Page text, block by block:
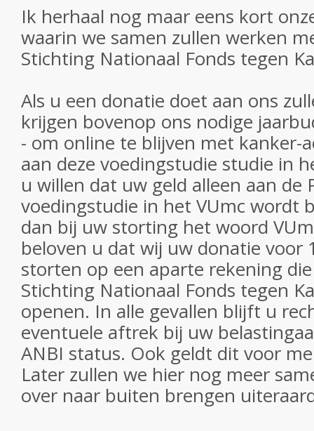
Ik herhaal nog maar eens kort
waarin we samen zullen werken
Stichting Nationaal Fonds tegen
Als u een donatie doet aan ons
krijgen bovenop ons nodige
- om online te blijven met kanker-
aan deze voedingstudie studie in
u willen dat uw geld alleen aan de
voedingstudie in het VUmc wordt
dan bij uw storting het woord
beloven u dat wij uw donatie voor
storten op een aparte rekening
Stichting Nationaal Fonds tegen
openen. In alle gevallen blijft u
eventuele aftrek bij uw
ANBI status. Ook geldt dit voor
Later zullen we hier nog meer
over naar buiten brengen